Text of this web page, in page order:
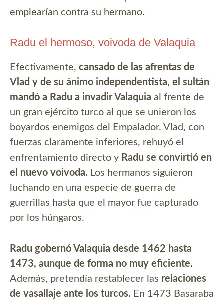
emplearían contra su hermano.
Radu el hermoso, voivoda de Valaquia
Efectivamente, cansado de las afrentas de
Vlad y de su ánimo independentista, el sultán
mandó a Radu a invadir Valaquia al frente de
un gran ejército turco al que se unieron los
boyardos enemigos del Empalador. Vlad, con
fuerzas claramente inferiores, rehuyó el
enfrentamiento directo y Radu se convirtió en
el nuevo voivoda. Los hermanos siguieron
luchando en una especie de guerra de
guerrillas hasta que el mayor fue capturado
por los húngaros.
Radu gobernó Valaquia desde 1462 hasta
1473, aunque de forma no muy eficiente.
Además, pretendía restablecer las relaciones
de vasallaje ante los turcos. En 1473 Basaraba